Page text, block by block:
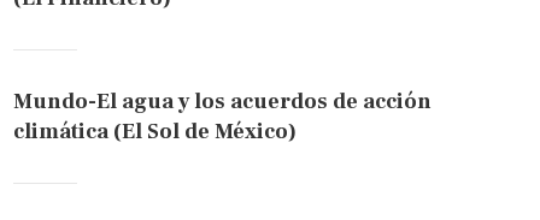
Mundo-El agua y los acuerdos de acción
climática (El Sol de México)